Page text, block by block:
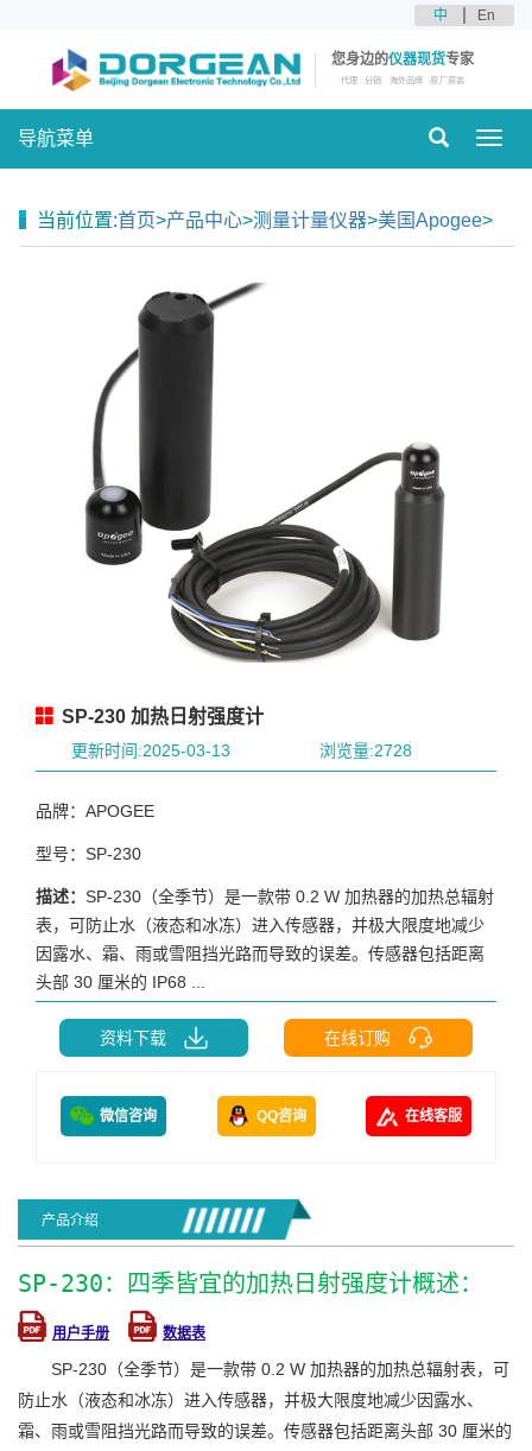
中 En
您身边的仪器现货专家
代理 分销 海外品牌 原厂原装
导航菜单
当前位置:首页>产品中心>测量计量仪器>美国Apogee>
SP-230 加热日射强度计
更新时间:2025-03-13 浏览量:2728
品牌：APOGEE
型号：SP-230
描述： SP-230（全季节）是一款带 0.2 W 加热器的加热总辐射
表，可防止水（液态和冰冻）进入传感器，并极大限度地减少
因露水、霜、雨或雪阻挡光路而导致的误差。传感器包括距离
头部 30 厘米的 IP68 ...
资料下载 在线订购
微信咨询 QQ咨询 在线客服
产品介绍
SP-230：四季皆宜的加热日射强度计概述：
用户手册 数据表
SP-230（全季节）是一款带 0.2 W 加热器的加热总辐射表，可
防止水（液态和冰冻）进入传感器，并极大限度地减少因露水、
霜、雨或雪阻挡光路而导致的误差。传感器包括距离头部 30 厘米的